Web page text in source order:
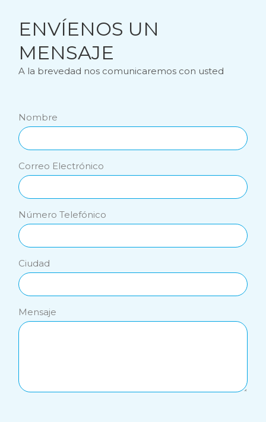
ENVÍENOS UN
MENSAJE
A la brevedad nos comunicaremos con usted
Nombre
Correo Electrónico
Número Telefónico
Ciudad
Mensaje